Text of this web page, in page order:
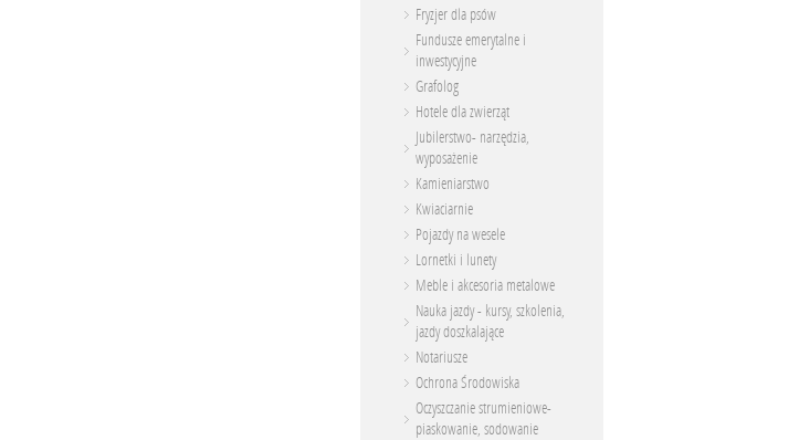
Fryzjer dla psów
Fundusze emerytalne i
inwestycyjne
Grafolog
Hotele dla zwierząt
Jubilerstwo- narzędzia,
wyposażenie
Kamieniarstwo
Kwiaciarnie
Pojazdy na wesele
Lornetki i lunety
Meble i akcesoria metalowe
Nauka jazdy - kursy, szkolenia,
jazdy doszkalające
Notariusze
Ochrona Środowiska
Oczyszczanie strumieniowe-
piaskowanie, sodowanie